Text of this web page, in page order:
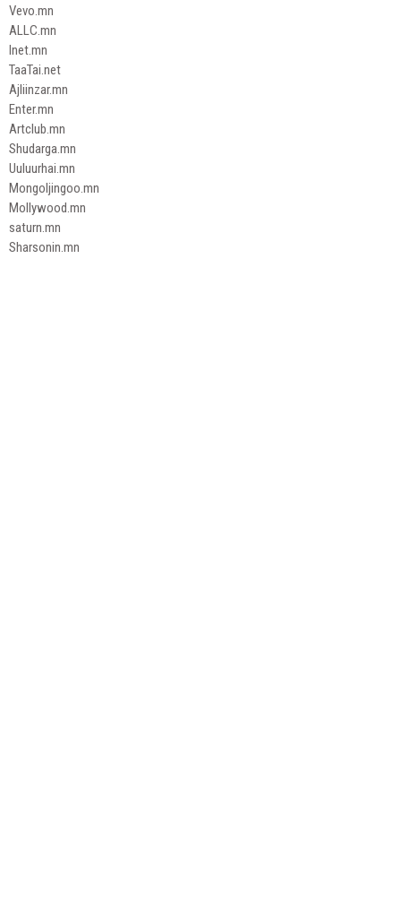
Vevo.mn
ALLC.mn
Inet.mn
TaaTai.net
Ajliinzar.mn
Enter.mn
Artclub.mn
Shudarga.mn
Uuluurhai.mn
Mongoljingoo.mn
Mollywood.mn
saturn.mn
Sharsonin.mn